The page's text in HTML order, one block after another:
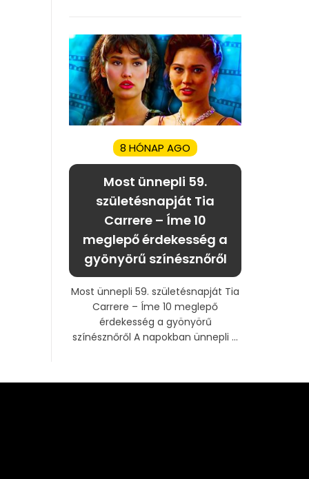
8 HÓNAP AGO
Most ünnepli 59.
születésnapját Tia
Carrere – Íme 10
meglepő érdekesség a
gyönyörű színésznőről
Most ünnepli 59. születésnapját Tia
Carrere – Íme 10 meglepő
érdekesség a gyönyörű
színésznőről A napokban ünnepli ...